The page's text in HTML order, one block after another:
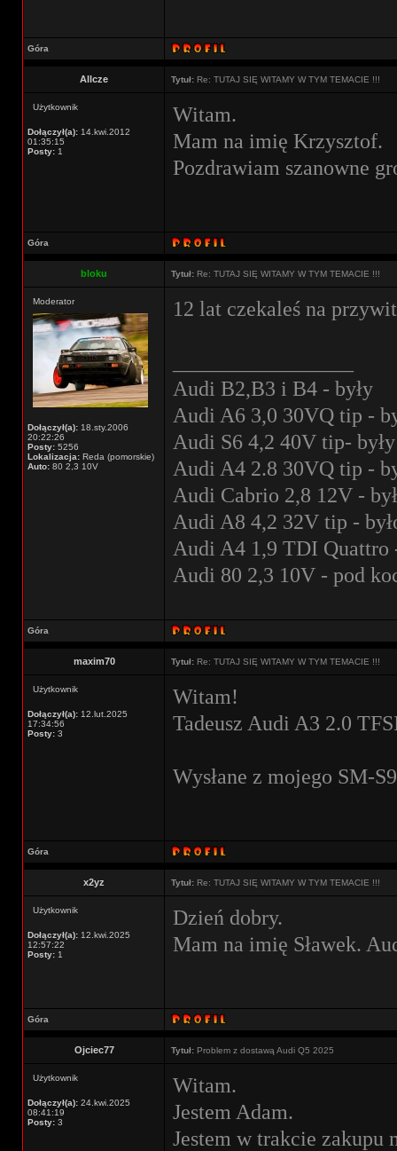
Góra
Allcze Tytuł: Re: TUTAJ SIĘ WITAMY W TYM TEMACIE !!!
Użytkownik
Dołączył(a): 14.kwi.2012
01:35:15
Posty: 1
Witam.
Mam na imię Krzysztof.
Pozdrawiam szanowne
Góra
bloku Tytuł: Re: TUTAJ SIĘ WITAMY W TYM TEMACIE !!!
Moderator
Dołączył(a): 18.sty.2006
20:22:26
Posty: 5256
Lokalizacja: Reda (pomorskie)
Auto: 80 2,3 10V
12 lat czekaleś na
Audi B2,B3 i B4 - były
Audi A6 3,0 30VQ tip -
Audi S6 4,2 40V tip- były
Audi A4 2.8 30VQ tip -
Audi Cabrio 2,8 12V -
Audi A8 4,2 32V tip -
Audi A4 1,9 TDI Quattro
Audi 80 2,3 10V - pod
Góra
maxim70 Tytuł: Re: TUTAJ SIĘ WITAMY W TYM TEMACIE !!!
Użytkownik
Dołączył(a): 12.lut.2025
17:34:56
Posty: 3
Witam!
Tadeusz Audi A3 2.0
Wysłane z mojego SM-
Góra
x2yz Tytuł: Re: TUTAJ SIĘ WITAMY W TYM TEMACIE !!!
Użytkownik
Dołączył(a): 12.kwi.2025
12:57:22
Posty: 1
Dzień dobry.
Mam na imię Sławek.
Góra
Ojciec77 Tytuł: Problem z dostawą Audi Q5 2025
Użytkownik
Dołączył(a): 24.kwi.2025
08:41:19
Posty: 3
Witam.
Jestem Adam.
Jestem w trakcie zakupu